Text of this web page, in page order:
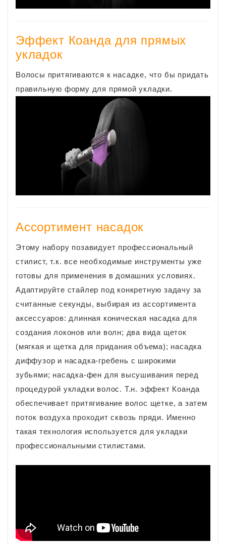
Эффект Коанда для прямых
укладок
Волосы притягиваются к насадке, что бы придать
правильную форму для прямой укладки.
Ассортимент насадок
Этому набору позавидует профессиональный
стилист, т.к. все необходимые инструменты уже
готовы для применения в домашних условиях.
Адаптируйте стайлер под конкретную задачу за
считанные секунды, выбирая из ассортимента
аксессуаров: длинная коническая насадка для
создания локонов или волн; два вида щеток
(мягкая и щетка для придания объема); насадка
диффузор и насадка-гребень с широкими
зубьями; насадка-фен для высушивания перед
процедурой укладки волос. Т.н. эффект Коанда
обеспечивает притягивание волос щетке, а затем
поток воздуха проходит сквозь пряди. Именно
такая технология используется для укладки
профессиональными стилистами.